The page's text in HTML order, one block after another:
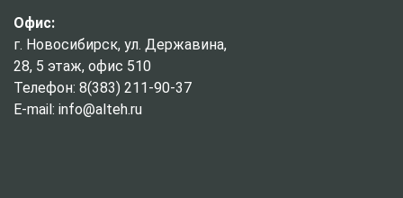
Офис:
г. Новосибирск, ул. Державина,
28, 5 этаж, офис 510
Телефон: 8(383) 211-90-37
E-mail: info@alteh.ru